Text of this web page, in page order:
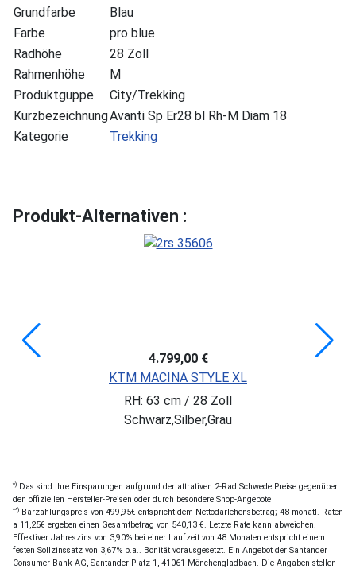
Grundfarbe
Blau
Farbe
pro blue
Radhöhe
28 Zoll
Rahmenhöhe
M
Produktguppe
City/Trekking
KurzbezeichnungAvanti Sp Er28 bl Rh-M Diam 18
Kategorie
Trekking
Produkt-Alternativen :
4.799,00 €
KTM MACINA STYLE XL
RH: 63 cm / 28 Zoll
Schwarz,Silber,Grau
*) Das sind Ihre Einsparungen aufgrund der attrativen 2-Rad Schwede Preise gegenüber
den offiziellen Hersteller-Preisen oder durch besondere Shop-Angebote
**) Barzahlungspreis von 499,95€ entspricht dem Nettodarlehensbetrag; 48 monatl. Raten
a 11,25€ ergeben einen Gesamtbetrag von 540,13 €. Letzte Rate kann abweichen.
Effektiver Jahreszins von 3,90% bei einer Laufzeit von 48 Monaten entspricht einem
festen Sollzinssatz von 3,67% p.a.. Bonität vorausgesetzt. Ein Angebot der Santander
Consumer Bank AG, Santander-Platz 1, 41061 Mönchengladbach. Die Angaben stellen